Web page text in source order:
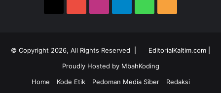
© Copyright 2026, All Rights Reserved | EditorialKaltim.com
Proudly Hosted by MbahKoding
Home
Kode Etik Pedoman Media Siber Redaksi